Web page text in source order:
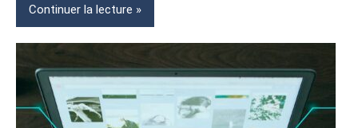
DIRIGEANTS
Continuer la lecture